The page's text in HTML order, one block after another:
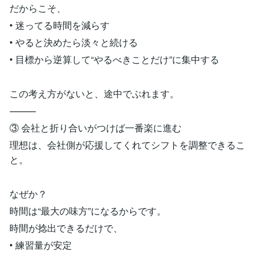
だからこそ、
• 迷ってる時間を減らす
• やると決めたら淡々と続ける
• 目標から逆算して“やるべきことだけ”に集中する
この考え方がないと、途中でぶれます。
⸻
③ 会社と折り合いがつけば一番楽に進む
理想は、会社側が応援してくれてシフトを調整できるこ
と。
なぜか？
時間は“最大の味方”になるからです。
時間が捻出できるだけで、
• 練習量が安定